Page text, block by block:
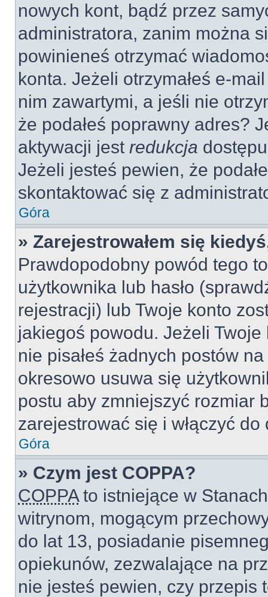
nowych kont, bądź przez
administratora, zanim można
powinieneś otrzymać
konta. Jeżeli otrzymałeś e-
nim zawartymi, a jeśli nie
że podałeś poprawny adres?
aktywacji jest redukcja
Jeżeli jesteś pewien, że
skontaktować się z
Góra
» Zarejestrowałem się
Prawdopodobny powód tego
użytkownika lub hasło
rejestracji) lub Twoje konto
jakiegoś powodu. Jeżeli
nie pisałeś żadnych postów
okresowo usuwa się
postu aby zmniejszyć rozmiar
zarejestrować się i włączyć
Góra
» Czym jest COPPA?
COPPAto istniejące w
witrynom, mogącym
do lat 13, posiadanie
opiekunów, zezwalające na
nie jesteś pewien, czy przepis